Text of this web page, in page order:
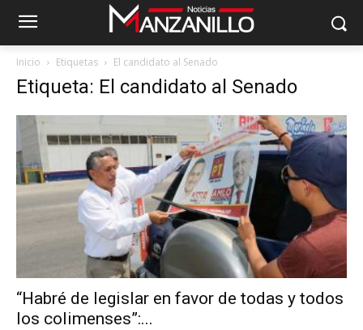
Inicio Etiquetas El candidato al Senado
Etiqueta: El candidato al Senado
“Habré de legislar en favor de todas y todos
los colimenses”:...